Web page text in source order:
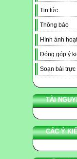
Tin tức
Thông báo
Hình ảnh
Đóng góp ý
Soạn bài trực
TÀI
CÁC Ý